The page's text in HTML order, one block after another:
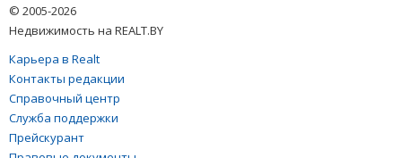
© 2005-2026
Недвижимость на REALT.BY
Карьера в Realt
Контакты редакции
Справочный центр
Служба поддержки
Прейскурант